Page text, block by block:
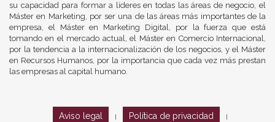
su capacidad para formar a líderes en todas las áreas de negocio, el
Máster en Marketing, por ser una de las áreas más importantes de la
empresa, el Máster en Marketing Digital, por la fuerza que está
tomando en el mercado actual, el Máster en Comercio Internacional,
por la tendencia a la internacionalización de los negocios, y el Máster
en Recursos Humanos, por la importancia que cada vez más prestan
las empresas al capital humano.
Aviso legal Política de privacidad